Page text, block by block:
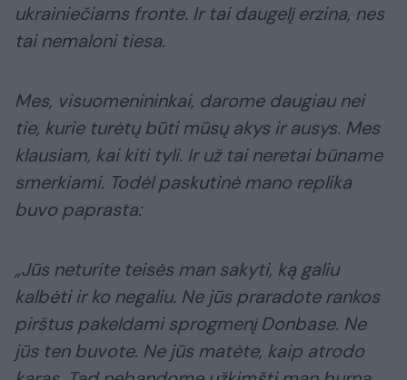
ukrainiečiams fronte. Ir tai daugelį erzina, nes
tai nemaloni tiesa.
Mes, visuomenininkai, darome daugiau nei
tie, kurie turėtų būti mūsų akys ir ausys. Mes
klausiam, kai kiti tyli. Ir už tai neretai būname
smerkiami. Todėl paskutinė mano replika
buvo paprasta:
„Jūs neturite teisės man sakyti, ką galiu
kalbėti ir ko negaliu. Ne jūs praradote rankos
pirštus pakeldami sprogmenį Donbase. Ne
jūs ten buvote. Ne jūs matėte, kaip atrodo